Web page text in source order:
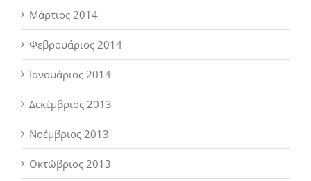
Μάρτιος 2014
Φεβρουάριος 2014
Ιανουάριος 2014
Δεκέμβριος 2013
Νοέμβριος 2013
Οκτώβριος 2013